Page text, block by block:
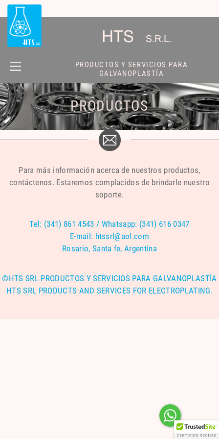
HTS S.R.L.
PRODUCTOS Y SERVICIOS PARA
GALVANOPLASTÍA
PRODUCTOS
QUIENES
SOMOS
PRODUCTOS
CONTACTO
Para más información acerca de nuestros productos,
contáctenos. Estaremos complacidos de brindarle nuestro
soporte.
Tel: (341) 861 4543 / Whatsapp: (341) 616 0347
E-mail: htssrl@aol.com
Rosario, Santa fe, Argentina
©HTS SRL PRODUCTOS Y SERVICIOS PARA GALVANOPLASTÍA
HTS SRL PRODUCTS AND SERVICES FOR ELECTROPLATING.